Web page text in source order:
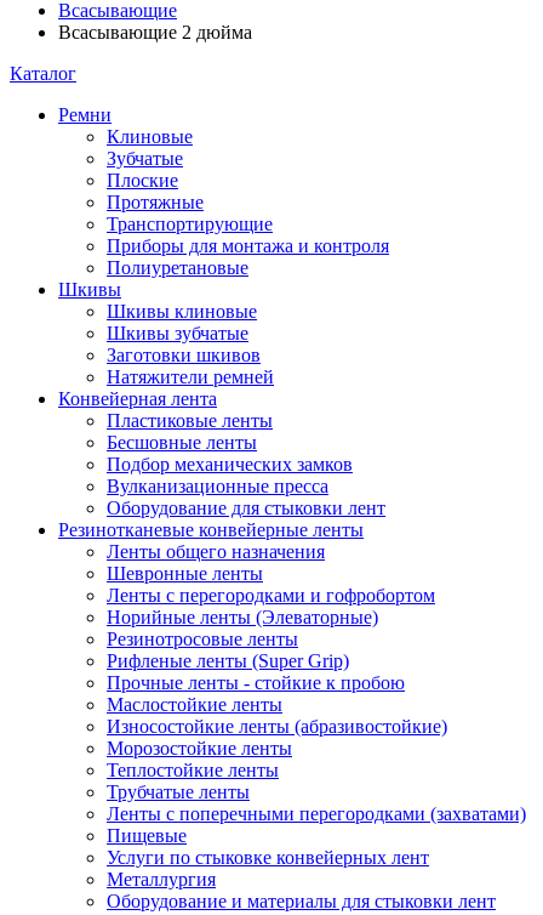
Всасывающие
Всасывающие 2 дюйма
Каталог
Ремни
Клиновые
Зубчатые
Плоские
Протяжные
Транспортирующие
Приборы для монтажа и контроля
Полиуретановые
Шкивы
Шкивы клиновые
Шкивы зубчатые
Заготовки шкивов
Натяжители ремней
Конвейерная лента
Пластиковые ленты
Бесшовные ленты
Подбор механических замков
Вулканизационные пресса
Оборудование для стыковки лент
Резинотканевые конвейерные ленты
Ленты общего назначения
Шевронные ленты
Ленты с перегородками и гофробортом
Норийные ленты (Элеваторные)
Резинотросовые ленты
Рифленые ленты (Super Grip)
Прочные ленты - стойкие к пробою
Маслостойкие ленты
Износостойкие ленты (абразивостойкие)
Морозостойкие ленты
Теплостойкие ленты
Трубчатые ленты
Ленты с поперечными перегородками (захватами)
Пищевые
Услуги по стыковке конвейерных лент
Металлургия
Оборудование и материалы для стыковки лент